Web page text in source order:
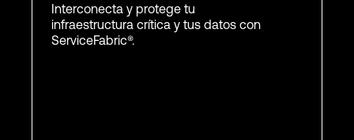
Interconecta y protege tu
infraestructura crítica y tus datos con
ServiceFabric®.